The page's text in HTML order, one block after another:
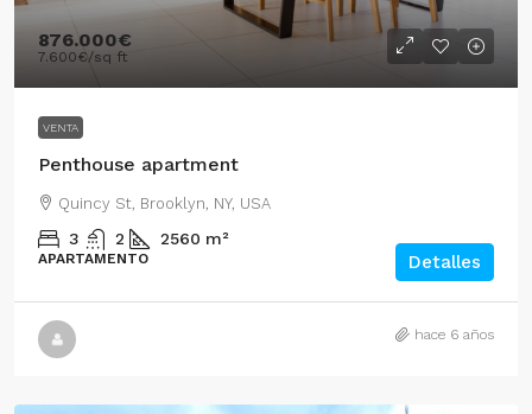
876.000€
7.600€/sq ft
VENTA
Penthouse apartment
Quincy St, Brooklyn, NY, USA
3 2 2560 m²
APARTAMENTO Detalles
hace 6 años